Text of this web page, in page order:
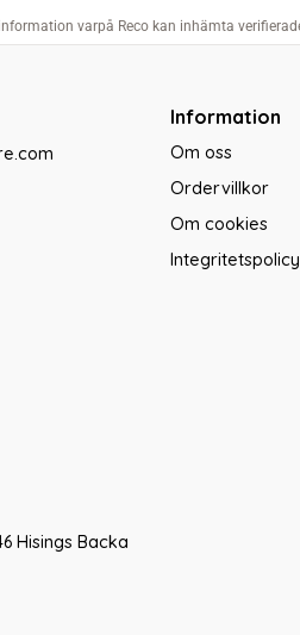
Information
Om oss
Ordervillkor
Om cookies
Integritetspolicy
Hisings Backa